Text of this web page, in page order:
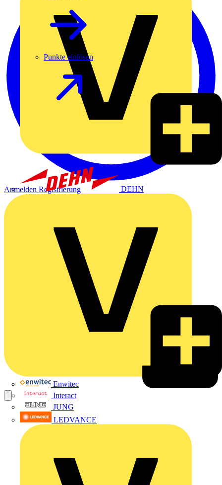
DEHN
Enwitec
Interact
JUNG
LEDVANCE
Punkte einlösen
Anmelden Registrierung